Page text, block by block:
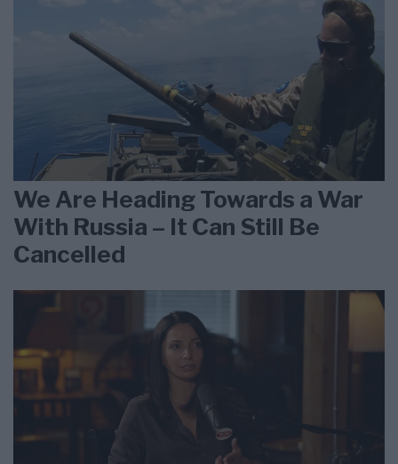
We Are Heading Towards a War
With Russia – It Can Still Be
Cancelled